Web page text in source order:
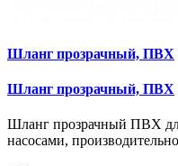
Шланг прозрачный, ПВХ
Шланг прозрачный, ПВХ
Шланг прозрачный ПВХ
насосами,